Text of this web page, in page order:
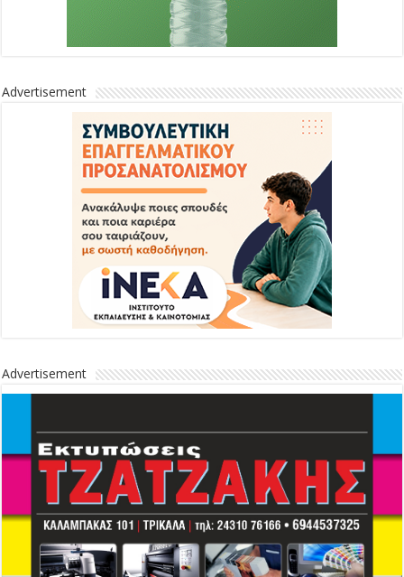
Advertisement
Advertisement